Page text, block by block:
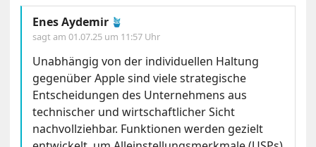
Enes Aydemir 🪴
sagt am01.07.25 um 11:57 Uhr
Unabhängig von der individuellen Haltung
gegenüber Apple sind viele strategische
Entscheidungen des Unternehmens aus
technischer und wirtschaftlicher Sicht
nachvollziehbar. Funktionen werden gezielt